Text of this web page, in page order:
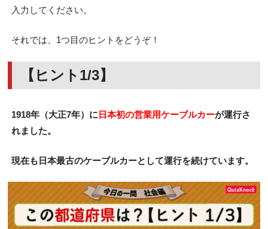
入力してください。
それでは、1つ目のヒントをどうぞ！
【ヒント1/3】
1918年（大正7年）に 日本初の営業用ケーブルカーが運行さ
れました。
現在も日本最古のケーブルカーとして運行を続けています。